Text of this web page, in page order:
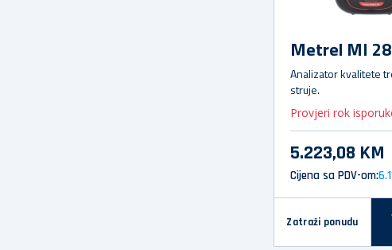
Metrel MI
Analizator kvalitete
struje.
Provjeri rok
5.223,08 KM
Cijena sa PDV-om:
Zatraži ponudu